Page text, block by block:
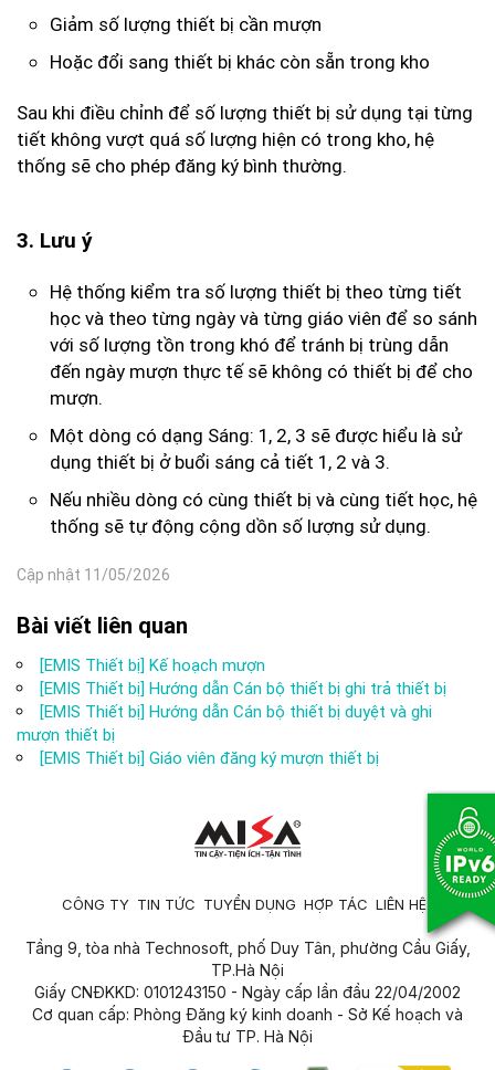
Giảm số lượng thiết bị cần mượn
Hoặc đổi sang thiết bị khác còn sẵn trong kho
Sau khi điều chỉnh để số lượng thiết bị sử dụng tại từng
tiết không vượt quá số lượng hiện có trong kho, hệ
thống sẽ cho phép đăng ký bình thường.
3. Lưu ý
Hệ thống kiểm tra số lượng thiết bị theo từng tiết
học và theo từng ngày và từng giáo viên để so sánh
với số lượng tồn trong khó để tránh bị trùng dẫn
đến ngày mượn thực tế sẽ không có thiết bị để cho
mượn.
Một dòng có dạng Sáng: 1, 2, 3 sẽ được hiểu là sử
dụng thiết bị ở buổi sáng cả tiết 1, 2 và 3.
Nếu nhiều dòng có cùng thiết bị và cùng tiết học, hệ
thống sẽ tự động cộng dồn số lượng sử dụng.
Cập nhật 11/05/2026
Bài viết liên quan
[EMIS Thiết bị] Kế hoạch mượn
[EMIS Thiết bị] Hướng dẫn Cán bộ thiết bị ghi trả thiết bị
[EMIS Thiết bị] Hướng dẫn Cán bộ thiết bị duyệt và ghi
mượn thiết bị
[EMIS Thiết bị] Giáo viên đăng ký mượn thiết bị
CÔNG TY TIN TỨC TUYỂN DỤNG HỢP TÁC LIÊN HỆ
Tầng 9, tòa nhà Technosoft, phố Duy Tân, phường Cầu Giấy,
TP.Hà Nội
Giấy CNĐKKD: 0101243150 - Ngày cấp lần đầu 22/04/2002
Cơ quan cấp: Phòng Đăng ký kinh doanh - Sở Kế hoạch và
Đầu tư TP. Hà Nội